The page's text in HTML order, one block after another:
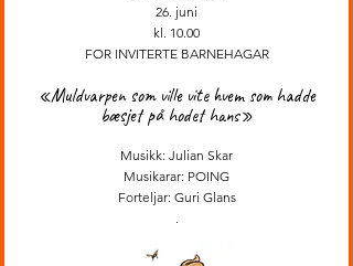
26. juni
kl. 10.00
FOR INVITERTE BARNEHAGAR
«Muldvarpen som ville vite hvem som hadde
bæsjet på hodet hans»
Musikk: Julian Skar
Musikarar: POING
Forteljar: Guri Glans
.